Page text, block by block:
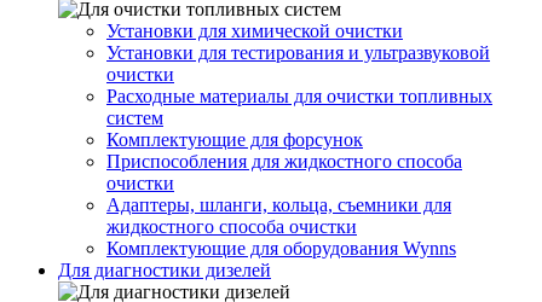
Установки для химической очистки
Установки для тестирования и ультразвуковой
очистки
Расходные материалы для очистки топливных
систем
Комплектующие для форсунок
Приспособления для жидкостного способа
очистки
Адаптеры, шланги, кольца, съемники для
жидкостного способа очистки
Комплектующие для оборудования Wynns
Для диагностики дизелей